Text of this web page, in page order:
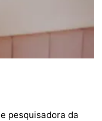
pesquisadora da